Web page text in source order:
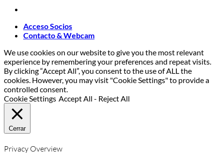
Acceso Socios
Contacto & Webcam
We use cookies on our website to give you the most relevant
experience by remembering your preferences and repeat visits.
By clicking “Accept All”, you consent to the use of ALL the
cookies. However, you may visit "Cookie Settings" to provide a
controlled consent.
Cookie Settings Accept All - Reject All
Cerrar
Privacy Overview